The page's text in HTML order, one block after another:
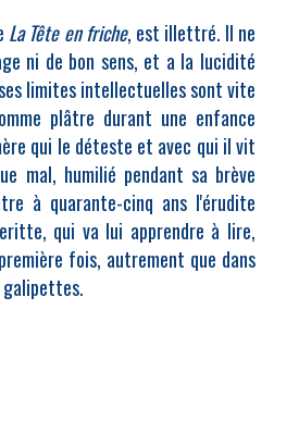
La Tête en friche, est illettré. Il ne
ni de bon sens, et a la lucidité
limites intellectuelles sont vite
plâtre durant une enfance
qui le déteste et avec qui il vit
mal, humilié pendant sa brève
à quarante-cinq ans l'érudite
qui va lui apprendre à lire,
fois, autrement que dans
galipettes.